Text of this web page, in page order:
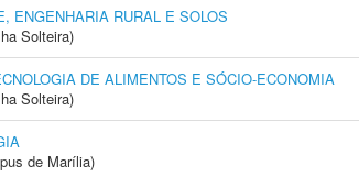
ENGENHARIA RURAL E SOLOS
Solteira)
DE ALIMENTOS E SÓCIO-ECONOMIA
Solteira)
de Marília)